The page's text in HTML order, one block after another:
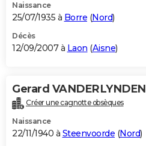
Naissance
25/07/1935 à Borre (Nord)
Décès
12/09/2007 à Laon (Aisne)
Gerard VANDERLYNDEN
Créer une cagnotte obsèques
Naissance
22/11/1940 à Steenvoorde (Nord)